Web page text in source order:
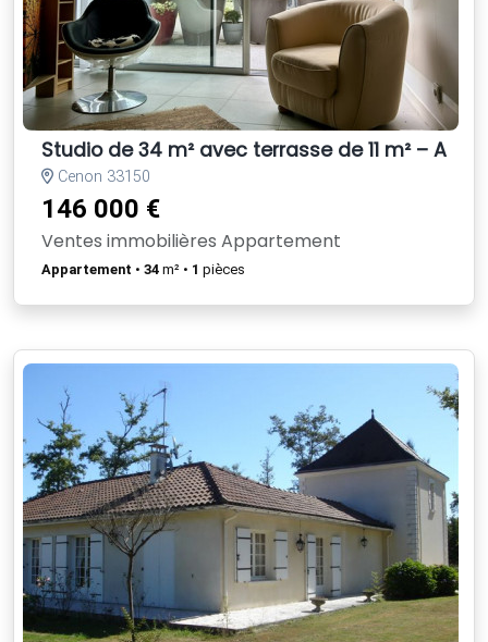
Studio de 34 m² avec terrasse de 11 m² – Aux
Cenon 33150
146 000 €
Ventes immobilières Appartement
Appartement • 34 m² • 1 pièces